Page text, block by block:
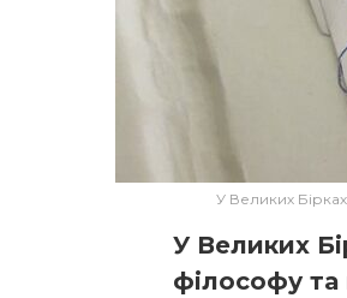
У Великих
У Великих
філософу та